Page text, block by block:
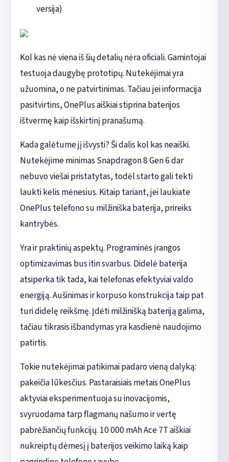
versija)
Kol kas nė viena iš šių detalių nėra oficiali. Gamintojai
testuoja daugybę prototipų. Nutekėjimai yra
užuomina, o ne patvirtinimas. Tačiau jei informacija
pasitvirtins, OnePlus aiškiai stiprina baterijos
ištvermę kaip išskirtinį pranašumą.
Kada galėtume jį išvysti? Ši dalis kol kas neaiški.
Nutekėjime minimas Snapdragon 8 Gen 6 dar
nebuvo viešai pristatytas, todėl starto gali tekti
laukti kelis mėnesius. Kitaip tariant, jei laukiate
OnePlus telefono su milžiniška baterija, prireiks
kantrybės.
Yra ir praktinių aspektų. Programinės įrangos
optimizavimas bus itin svarbus. Didelė baterija
atsiperka tik tada, kai telefonas efektyviai valdo
energiją. Aušinimas ir korpuso konstrukcija taip pat
turi didelę reikšmę. Įdėti milžinišką bateriją galima,
tačiau tikrasis išbandymas yra kasdienė naudojimo
patirtis.
Tokie nutekėjimai patikimai padaro vieną dalyką:
pakeičia lūkesčius. Pastaraisiais metais OnePlus
aktyviai eksperimentuoja su inovacijomis,
svyruodama tarp flagmanų našumo ir vertę
pabrėžiančių funkcijų. 10 000 mAh Ace 7T aiškiai
nukreiptų dėmesį į baterijos veikimo laiką kaip